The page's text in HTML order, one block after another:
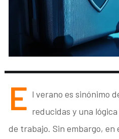
E l verano es sinónimo
reducidas y una
de trabajo. Sin embargo, en